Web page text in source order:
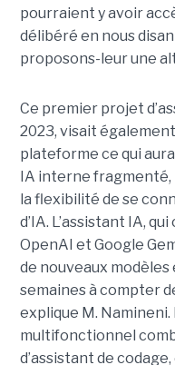
pourraient y avoir
délibéré en nous
proposons-leur une
Ce premier projet
2023, visait
plateforme ce qui
IA interne fragmenté,
la flexibilité de se
d’IA. L’assistant IA,
OpenAI et Google
de nouveaux modèles
semaines à compter
explique M.
multifonctionnel
d’assistant de